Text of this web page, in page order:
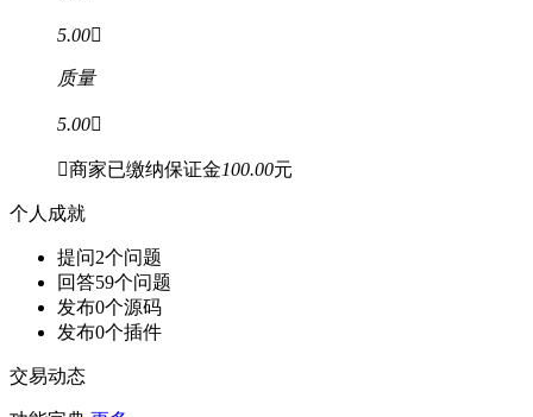
5.00
质量
5.00
商家已缴纳保证金100.00元
个人成就
提问2个问题
回答59个问题
发布0个源码
发布0个插件
交易动态